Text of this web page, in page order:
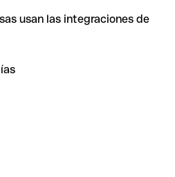
usan las integraciones de